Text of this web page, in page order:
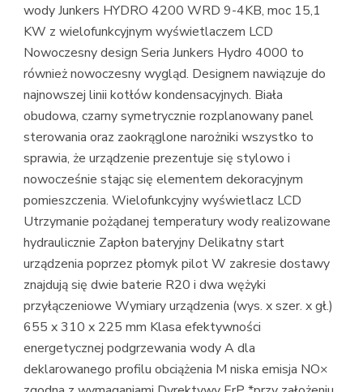
wody Junkers HYDRO 4200 WRD 9-4KB, moc 15,1
KW z wielofunkcyjnym wyświetlaczem LCD
Nowoczesny design Seria Junkers Hydro 4000 to
również nowoczesny wygląd. Designem nawiązuje do
najnowszej linii kotłów kondensacyjnych. Biała
obudowa, czarny symetrycznie rozplanowany panel
sterowania oraz zaokrąglone narożniki wszystko to
sprawia, że urządzenie prezentuje się stylowo i
nowocześnie stając się elementem dekoracyjnym
pomieszczenia. Wielofunkcyjny wyświetlacz LCD
Utrzymanie pożądanej temperatury wody realizowane
hydraulicznie Zapłon bateryjny Delikatny start
urządzenia poprzez płomyk pilot W zakresie dostawy
znajdują się dwie baterie R20 i dwa wężyki
przyłączeniowe Wymiary urządzenia (wys. x szer. x gł.)
655 x 310 x 225 mm Klasa efektywności
energetycznej podgrzewania wody A dla
deklarowanego profilu obciążenia M niska emisja NO×